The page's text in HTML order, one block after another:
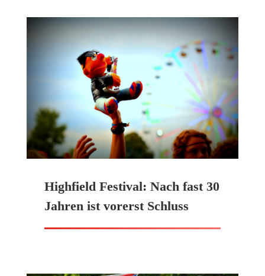
Highfield Festival: Nach fast 30
Jahren ist vorerst Schluss